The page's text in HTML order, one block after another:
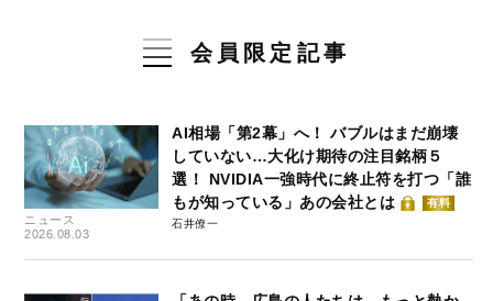
会員限定記事
ニュース
2026.08.03
AI相場「第2幕」へ！ バブルはまだ崩壊
していない…大化け期待の注目銘柄５
選！ NVIDIA一強時代に終止符を打つ「誰
もが知っている」あの会社とは
有料
石井僚一